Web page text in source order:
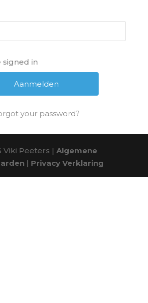
signed in
your password?
Viki Peeters |Algemene
| Privacy Verklaring